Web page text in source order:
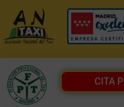
CITA